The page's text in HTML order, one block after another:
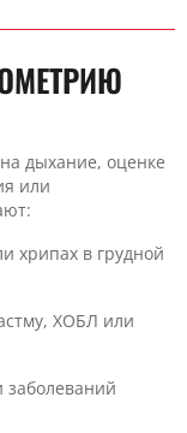
дыхание, оценке
или
хрипах в грудной
ХОБЛ или
заболеваний